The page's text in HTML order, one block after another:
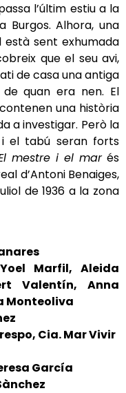
l’últim estiu a la
Burgos. Alhora, una
està sent exhumada
que el seu avi,
de casa una antiga
quan era nen. El
una història
a investigar. Però la
i el tabú seran forts
mestre i el marés
d’Antoni Benaiges,
de 1936 a la zona
Marfil, Aleida
Valentín, Anna
Monteoliva
Cia. Mar Vivir
García